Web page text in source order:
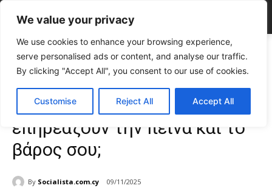
We value your privacy
We use cookies to enhance your browsing experience,
serve personalised ads or content, and analyse our traffic.
By clicking "Accept All", you consent to our use of cookies.
Customise Reject All Accept All
Home LIFE
Πώς η γκρελίνη και η λεπτίνη επηρεάζουν την πείνα και
το βάρος...
Πώς η γκρελίνη και η λεπτίνη
επηρεάζουν την πείνα και το
βάρος σου;
By Socialista.com.cy 09/11/2025